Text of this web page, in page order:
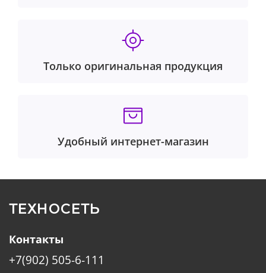
Только оригинальная продукция
Удобный интернет-магазин
ТЕХНОСЕТЬ
Контакты
+7(902) 505-6-111